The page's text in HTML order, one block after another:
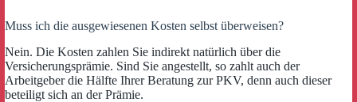
Muss ich die ausgewiesenen Kosten selbst überweisen?
Nein. Die Kosten zahlen Sie indirekt natürlich über die
Versicherungsprämie. Sind Sie angestellt, so zahlt auch der
Arbeitgeber die Hälfte Ihrer Beratung zur PKV, denn auch dieser
beteiligt sich an der Prämie.